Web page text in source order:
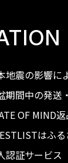
地震の影響に
期間中の発送
OF MIND
はふる
認証サービス